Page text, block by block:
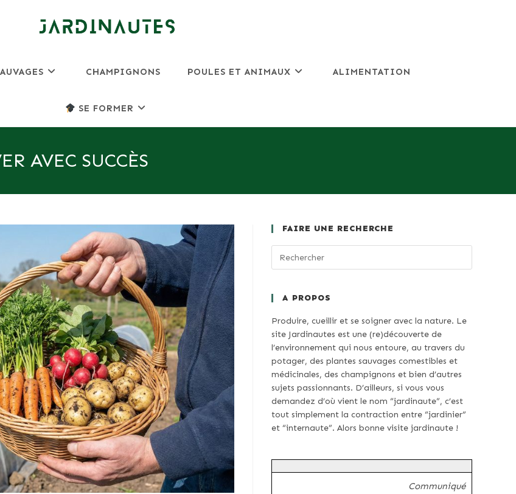
CHAMPIGNONS POULES ET ANIMAUX ALIMENTATION
SE FORMER
AVEC SUCCÈS
FAIRE UNE RECHERCHE
A PROPOS
Produire, cueillir et se soigner avec la nature. Le
site Jardinautes est une (re)découverte de
l’environnement qui nous entoure, au travers du
potager, des plantes sauvages comestibles et
médicinales, des champignons et bien d’autres
sujets passionnants. D’ailleurs, si vous vous
demandez d’où vient le nom “jardinaute”, c’est
tout simplement la contraction entre “jardinier”
et “internaute”. Alors bonne visite jardinaute !
Communiqué